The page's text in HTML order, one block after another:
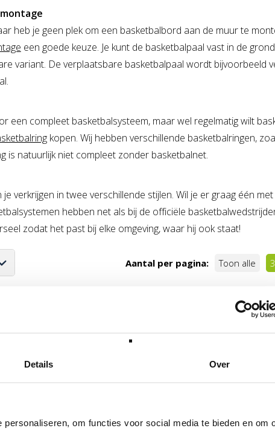
Details Over
om functies voor social media te bieden en om
heb je geen plek om een basketbalbord aan de muur te
een goede keuze. Je kunt de basketbalpaal vast in de
variant. De verplaatsbare basketbalpaal wordt bijvoorbeeld
een compleet basketbalsysteem, maar wel regelmatig wilt
kopen. Wij hebben verschillende basketbalringen,
is natuurlijk niet compleet zonder basketbalnet.
verkrijgen in twee verschillende stijlen. Wil je er graag één
hebben net als bij de officiële
zodat het past bij elke omgeving, waar hij ook staat!
Aantal per pagina: Toon alle